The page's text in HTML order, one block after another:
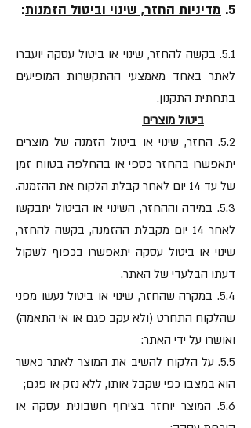
5. מדיניות החזר, שינוי וביטול הזמנות:
5.1. בקשה להחזר, שינוי או ביטול עסקה יועברו
לאתר באחד מאמצעי ההתקשרות המופיעים
בתחתית התקנון.
ביטול מוצרים
5.2. החזר, שינוי או ביטול הזמנה של מוצרים
יתאפשרו בהחזר כספי או בהחלפה בטווח זמן
של עד 14 יום לאחר קבלת הלקוח את ההזמנה.
5.3. במידה וההחזר, השינוי או הביטול יתבקשו
לאחר 14 יום מקבלת ההזמנה, בקשה להחזר,
שינוי או ביטול עסקה יתאפשרו בכפוף לשקול
דעתו הבלעדי של האתר.
5.4. במקרה שהחזר, שינוי או ביטול נעשו מפני
שהלקוח התחרט (ולא עקב פגם או אי התאמה)
ואושרו על ידי האתר:
5.5. על הלקוח להשיב את המוצר לאתר כאשר
הוא במצבו כפי שקבל אותו, ללא נזק או פגם;
5.6. המוצר יוחזר בצירוף חשבונית עסקה או